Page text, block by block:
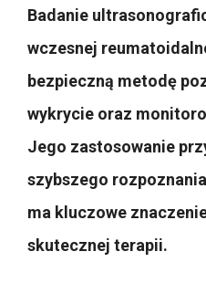
Badanie
wczesnej
bezpieczną metodę
wykrycie oraz
Jego zastosowanie
szybszego
ma kluczowe
skutecznej terapii.